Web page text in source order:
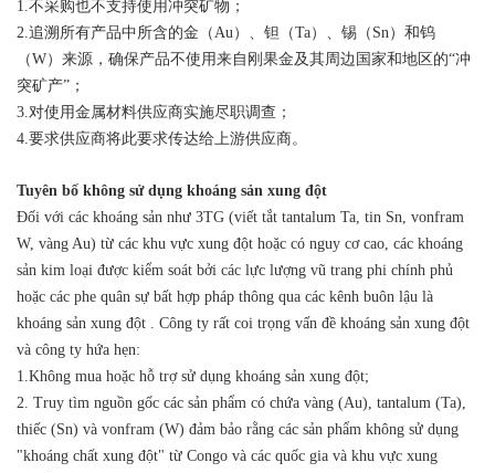
1.不采购也不支持使用冲突矿物；
2.追溯所有产品中所含的金（Au）、钽（Ta）、锡（ Sn）和钨
（W）来源，确保产品不使用来自刚果金及其周边国家和地区的“冲
突矿产” ；
3.对使用金属材料供应商实施尽职调查；
4.要求供应商将此要求传达给上游供应商。
Tuyên bố không sử dụng khoáng sản xung đột
Đối với các khoáng sản như 3TG (viết tắt tantalum Ta, tin Sn, vonfram
W, vàng Au) từ các khu vực xung đột hoặc có nguy cơ cao, các khoáng
sản kim loại được kiểm soát bởi các lực lượng vũ trang phi chính phủ
hoặc các phe quân sự bất hợp pháp thông qua các kênh buôn lậu là
khoáng sản xung đột . Công ty rất coi trọng vấn đề khoáng sản xung đột
và công ty hứa hẹn:
1.Không mua hoặc hỗ trợ sử dụng khoáng sản xung đột;
2. Truy tìm nguồn gốc các sản phẩm có chứa vàng (Au), tantalum (Ta),
thiếc (Sn) và vonfram (W) đảm bảo rằng các sản phẩm không sử dụng
"khoáng chất xung đột" từ Congo và các quốc gia và khu vực xung